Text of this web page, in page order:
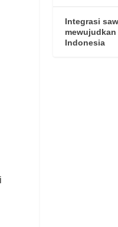
Integrasi
Indonesia